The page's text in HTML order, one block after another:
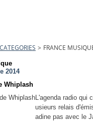
CATEGORIES > FRANCE
2014
Whiplash
L'agenda radio qui
usieurs relais
adine pas avec le